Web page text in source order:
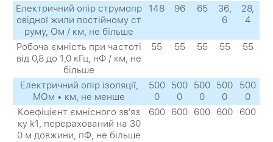
Електричний опір струмопр
овідної жили постійному ст
руму, Ом / км, не більше
148 96 65
36,
6
28,
4
Робоча ємність при частоті
від 0,8 до 1,0 кГц, нФ / км, не
більше
55 55 55 55 55
Електричний опір ізоляції,
МОм • км, не менше
500
0
500
0
500
0
500
0
500
0
Коефіцієнт ємнісного зв'яз
ку k1, перерахований на 30
0 м довжини, пФ, не більше
600 600 600 600 600